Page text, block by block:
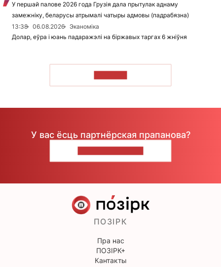
У першай палове 2026 года Грузія дала прытулак аднаму
замежніку, беларусы атрымалі чатыры адмовы (падрабязна)
13:38
06.08.2026
Эканоміка
Долар, еўра і юань падаражэлі на біржавых таргах 6 жніўня
У вас ёсць партнёрская прапанова?
ПОЗІРК
Пра нас
ПОЗІРК+
Кантакты